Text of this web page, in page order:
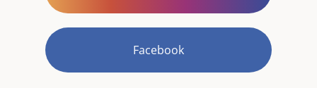
Facebook